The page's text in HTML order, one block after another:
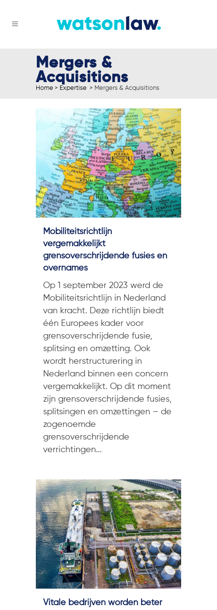
Mergers &
Acquisitions
Home > Expertise > Mergers & Acquisitions
Mobiliteitsrichtlijn
vergemakkelijkt
grensoverschrijdende fusies en
overnames
Op 1 september 2023 werd de
Mobiliteitsrichtlijn in Nederland
van kracht. Deze richtlijn biedt
één Europees kader voor
grensoverschrijdende fusie,
splitsing en omzetting. Ook
wordt herstructurering in
Nederland binnen een concern
vergemakkelijkt. Op dit moment
zijn grensoverschrijdende fusies,
splitsingen en omzettingen – de
zogenoemde
grensoverschrijdende
verrichtingen...
Vitale bedrijven worden beter